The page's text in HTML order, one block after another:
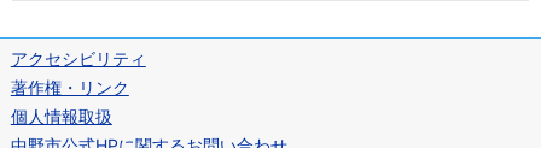
アクセシビリティ
著作権・リンク
個人情報取扱